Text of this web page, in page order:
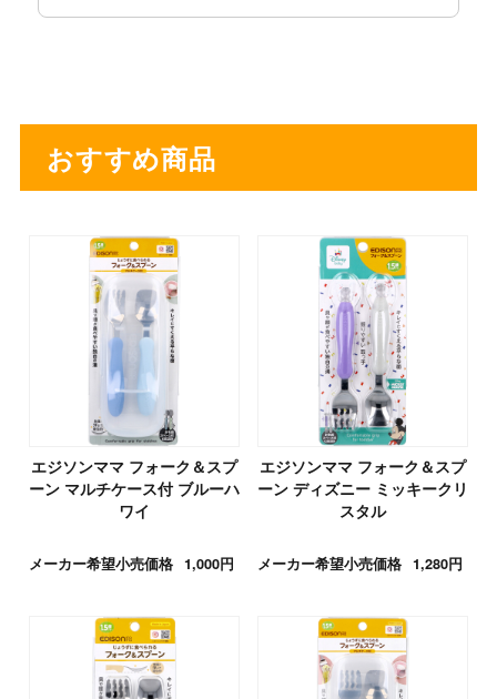
おすすめ商品
エジソンママ フォーク＆スプ
ーン マルチケース付 ブルーハ
ワイ
メーカー希望小売価格 1,000円
エジソンママ フォーク＆スプ
ーン ディズニー ミッキークリ
スタル
メーカー希望小売価格 1,280円